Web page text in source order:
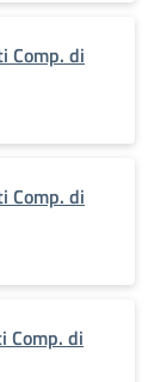
Comp. di
Comp. di
Comp. di